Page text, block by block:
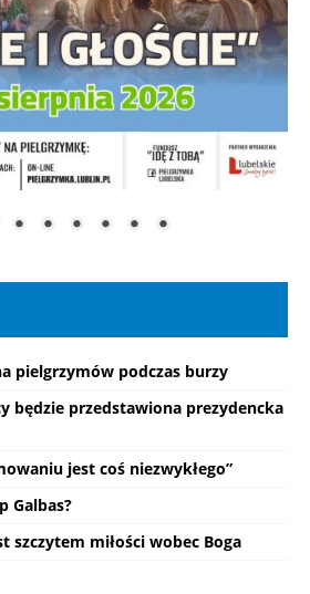
pielgrzymów podczas burzy
będzie przedstawiona prezydencka
jest coś niezwykłego”
Galbas?
szczytem miłości wobec Boga